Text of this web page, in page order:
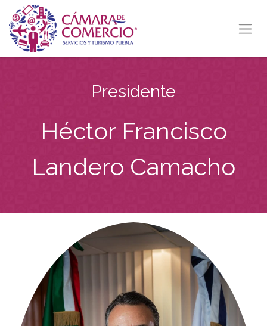
Ir al contenido
Presidente
Héctor Francisco
Landero Camacho